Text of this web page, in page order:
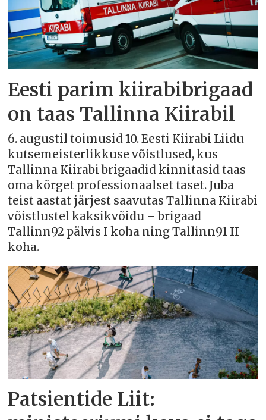
Eesti parim kiirabibrigaad
on taas Tallinna Kiirabil
6. augustil toimusid 10. Eesti Kiirabi Liidu
kutsemeisterlikkuse võistlused, kus
Tallinna Kiirabi brigaadid kinnitasid taas
oma kõrget professionaalset taset. Juba
teist aastat järjest saavutas Tallinna Kiirabi
võistlustel kaksikvõidu – brigaad
Tallinn92 pälvis I koha ning Tallinn91 II
koha.
Patsientide Liit: